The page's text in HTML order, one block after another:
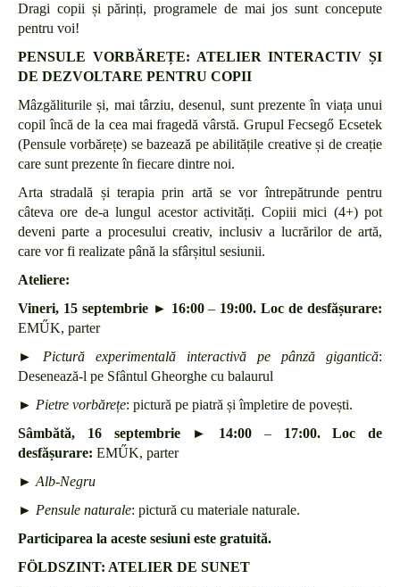
Dragi copii și părinți, programele de mai jos sunt concepute
pentru voi!
PENSULE VORBĂREȚE: ATELIER INTERACTIV ȘI
DE DEZVOLTARE PENTRU COPII
Mâzgăliturile și, mai târziu, desenul, sunt prezente în viața unui
copil încă de la cea mai fragedă vârstă. Grupul Fecsegő Ecsetek
(Pensule vorbărețe) se bazează pe abilitățile creative și de creație
care sunt prezente în fiecare dintre noi.
Arta stradală și terapia prin artă se vor întrepătrunde pentru
câteva ore de-a lungul acestor activități. Copiii mici (4+) pot
deveni parte a procesului creativ, inclusiv a lucrărilor de artă,
care vor fi realizate până la sfârșitul sesiunii.
Ateliere:
Vineri, 15 septembrie ► 16:00– 19:00. Loc de desfășurare:
EMŰK, parter
► Pictură experimentală interactivă pe pânză gigantică:
Desenează-l pe Sfântul Gheorghe cu balaurul
► Pietre vorbărețe: pictură pe piatră și împletire de povești.
Sâmbătă, 16 septembrie ► 14:00 – 17:00. Loc de
desfășurare: EMŰK, parter
► Alb-Negru
► Pensule naturale: pictură cu materiale naturale.
Participarea la aceste sesiuni este gratuită.
FÖLDSZINT: ATELIER DE SUNET